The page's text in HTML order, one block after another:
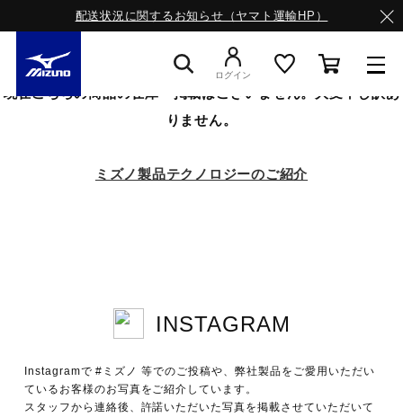
配送状況に関するお知らせ（ヤマト運輸HP）
サッカー／フットサル
トレーニング
ログイン
現在こちらの商品の在庫・掲載はございません。大変申し訳あ
りません。
ミズノ製品テクノロジーのご紹介
INSTAGRAM
Instagramで #ミズノ 等でのご投稿や、弊社製品をご愛用いただい
ているお客様のお写真をご紹介しています。
スタッフから連絡後、許諾いただいた写真を掲載させていただいて